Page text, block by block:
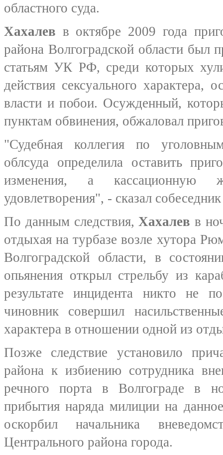
областного суда.
Хахалев в октябре 2009 года
района Волгоградской области был
статьям УК РФ, среди которых
действия сексуального характера,
власти и побои. Осужденный,
пунктам обвинения, обжаловал
"Судебная коллегия по
облсуда определила оставить
изменения, а кассационную
удовлетворения", - сказал собеседник
По данным следствия,Хахалев в
отдыхая на турбазе возле хутора
Волгоградской области, в
опьянения открыл стрельбу из
результате инцидента никто не
чиновник совершил
характера в отношении одной из
Позже следствие установило
района к избиению сотрудника
речного порта в Волгограде в
прибытия наряда милиции на
оскорбил начальника
Центрального района города.